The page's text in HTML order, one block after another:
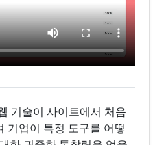
기술이 사이트에서 처음
기업이 특정 도구를 어떻